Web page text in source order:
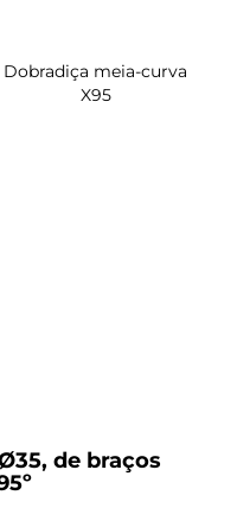
Dobradiça meia-curva
X95
de braços